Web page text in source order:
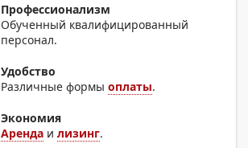
Профессионализм
Обученный квалифицированный
персонал.
Удобство
Различные формыоплаты.
Экономия
Аренда илизинг.